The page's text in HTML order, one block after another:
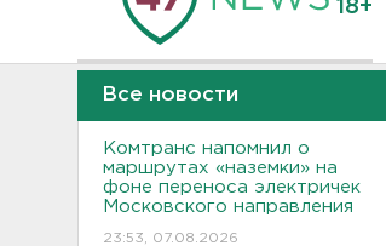
18+
Все новости
Комтранс напомнил о
маршрутах «наземки» на
фоне переноса электричек
Московского направления
23:53, 07.08.2026